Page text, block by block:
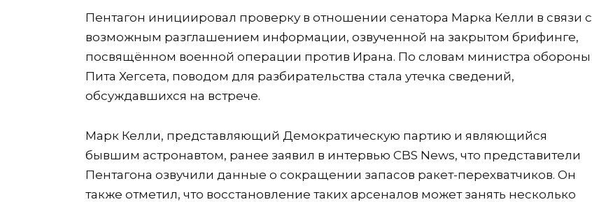
Пентагон инициировал проверку в отношении сенатора Марка Келли в связи с
возможным разглашением информации, озвученной на закрытом брифинге,
посвящённом военной операции против Ирана. По словам министра обороны
Пита Хегсета, поводом для разбирательства стала утечка сведений,
обсуждавшихся на встрече.
Марк Келли, представляющий Демократическую партию и являющийся
бывшим астронавтом, ранее заявил в интервью CBS News, что представители
Пентагона озвучили данные о сокращении запасов ракет-перехватчиков. Он
также отметил, что восстановление таких арсеналов может занять несколько